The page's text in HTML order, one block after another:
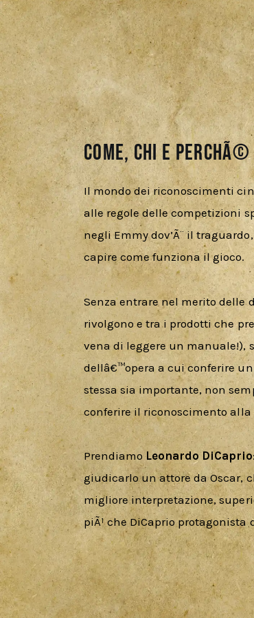
Come, chi e
Il mondo dei riconoscimenti
alle regole delle competizioni
negli Emmy dov’Ã¨ il
capire come funziona il gioco.
Senza entrare nel merito delle
rivolgono e tra i prodotti che
vena di leggere un manuale!),
dellâ€™opera a cui conferire
stessa sia importante, non
conferire il riconoscimento
Prendiamo Leonardo DiCaprio
giudicarlo un attore da Oscar,
migliore interpretazione,
piÃ¹ che DiCaprio protagonista